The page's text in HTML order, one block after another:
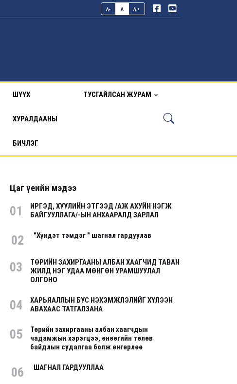
A- A A+
ШҮҮХ
ХУРАЛДААНЫ
БИЧЛЭГ
ТУСГАЙЛСАН ЖУРАМ
Цаг үеийн мэдээ
01
ИРГЭД, ХУУЛИЙН ЭТГЭЭД /АЖ АХУЙН НЭГЖ
БАЙГУУЛЛАГА/-ЫН АНХААРАЛД ЗАРЛАЛ
02 "Хүндэт тэмдэг " шагнал гардуулав
03
ТӨРИЙН ЗАХИРГААНЫ АЛБАН ХААГЧИД ТАВАН
ЖИЛД НЭГ УДАА МӨНГӨН УРАМШУУЛАЛ
ОЛГОНО
04
ХАРЬЯАЛЛЫН БУС НЭХЭМЖЛЭЛИЙГ ХҮЛЭЭН
АВАХААС ТАТГАЛЗАНА
05
Төрийн захиргааны албан хаагчдын
чадамжын хэрэгцээ, өнөөгийн төлөв
байдлын судалгаа болж өнгөрлөө
06 ШАГНАЛ ГАРДУУЛЛАА